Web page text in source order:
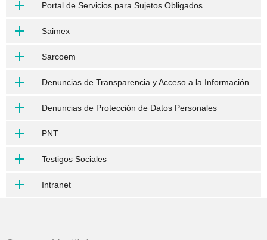
Portal de Servicios para Sujetos Obligados
Saimex
Sarcoem
Denuncias de Transparencia y Acceso a la Información
Denuncias de Protección de Datos Personales
PNT
Testigos Sociales
Intranet